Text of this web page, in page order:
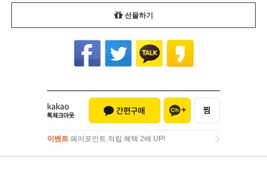
선물하기
이벤트 페이포인트 적립 혜택 2배 UP!
이벤트페이포인트 적립 혜택 2배 UP!